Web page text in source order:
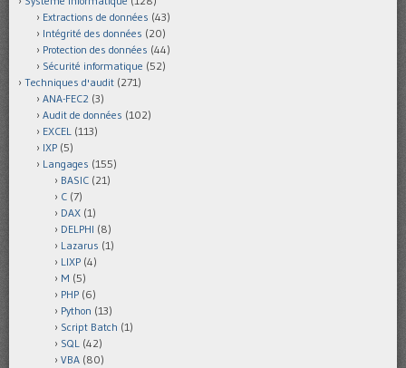
Extractions de données (43)
Intégrité des données (20)
Protection des données (44)
Sécurité informatique (52)
Techniques d'audit (271)
ANA-FEC2 (3)
Audit de données (102)
EXCEL (113)
IXP (5)
Langages (155)
BASIC (21)
C (7)
DAX (1)
DELPHI (8)
Lazarus (1)
LIXP (4)
M (5)
PHP (6)
Python (13)
Script Batch (1)
SQL (42)
VBA (80)